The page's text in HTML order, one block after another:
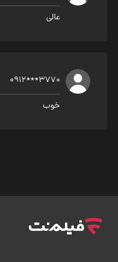
عالی
0912***3770
خوب